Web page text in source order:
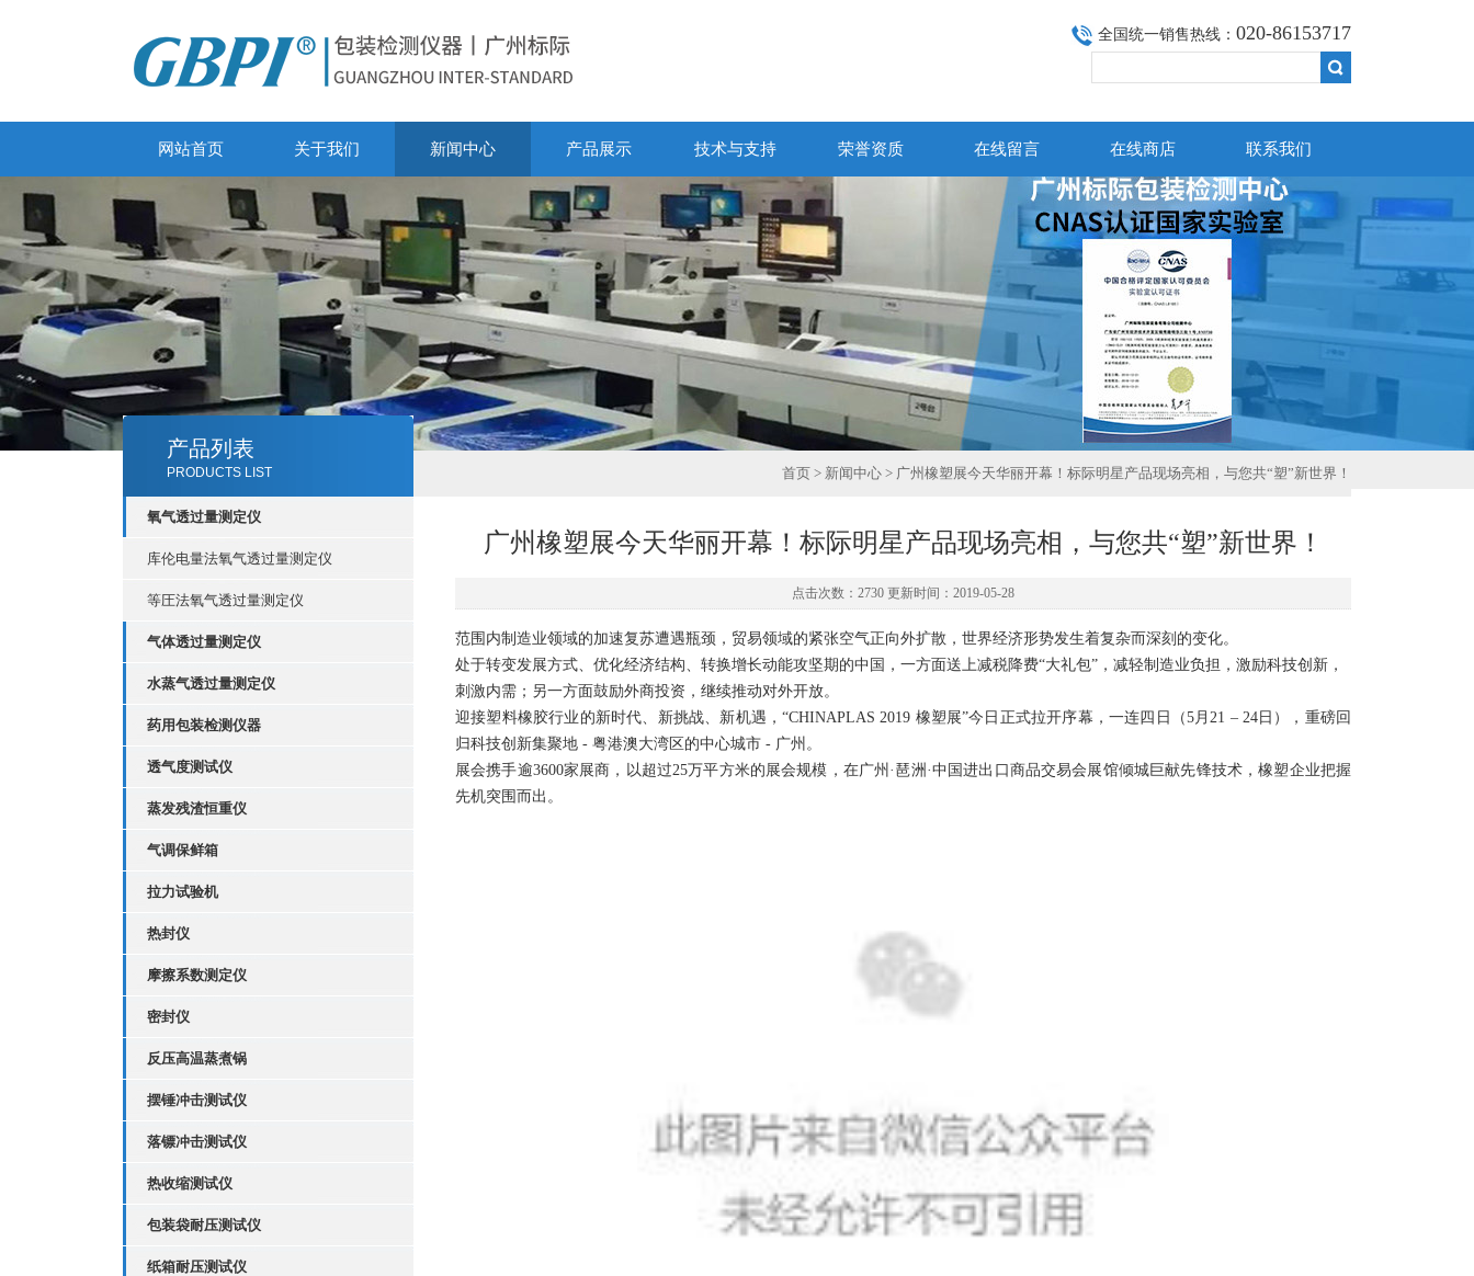
全国统一销售热线： 020-86153717
网站首页 关于我们 新闻中心 产品展示 技术与支持 荣誉资质 在线留言 在线商店 联系我们
产品列表
PRODUCTS LIST
氧气透过量测定仪
库伦电量法氧气透过量测定仪
等圧法氧气透过量测定仪
气体透过量测定仪
水蒸气透过量测定仪
药用包装检测仪器
透气度测试仪
蒸发残渣恒重仪
气调保鲜箱
拉力试验机
热封仪
摩擦系数测定仪
密封仪
反压高温蒸煮锅
摆锤冲击测试仪
落镖冲击测试仪
热收缩测试仪
包装袋耐压测试仪
纸箱耐压测试仪
首页 > 新闻中心 > 广州橡塑展今天华丽开幕！标际明星产品现场亮相，与您共“塑”新世界！
广州橡塑展今天华丽开幕！标际明星产品现场亮相，与您共“塑”新世界！
点击次数：2730 更新时间：2019-05-28
范围内制造业领域的加速复苏遭遇瓶颈，贸易领域的紧张空气正向外扩散，世界经济形势发生着复杂而深刻的变化。
处于转变发展方式、优化经济结构、转换增长动能攻坚期的中国，一方面送上减税降费“大礼包”，减轻制造业负担，激励科技创新，
刺激内需；另一方面鼓励外商投资，继续推动对外开放。
迎接塑料橡胶行业的新时代、新挑战、新机遇，“CHINAPLAS 2019 橡塑展”今日正式拉开序幕，一连四日（5月21 – 24日），重磅回
归科技创新集聚地 - 粤港澳大湾区的中心城市 - 广州。
展会携手逾3600家展商，以超过25万平方米的展会规模，在广州·琶洲·中国进出口商品交易会展馆倾城巨献先锋技术，橡塑企业把握
先机突围而出。